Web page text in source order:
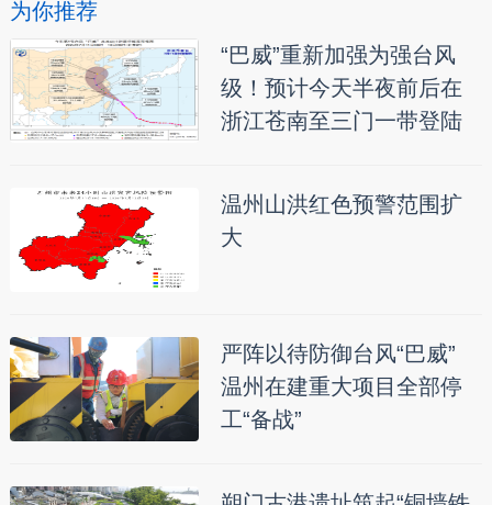
为你推荐
“巴威”重新加强为强台风
级！预计今天半夜前后在
浙江苍南至三门一带登陆
温州山洪红色预警范围扩
大
严阵以待防御台风“巴威”
温州在建重大项目全部停
工“备战”